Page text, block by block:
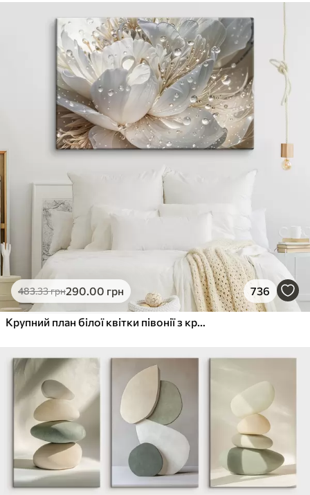
483.33грн290.00 грн 736
Крупний план білої квітки півонії з крапельками води на пелюстках на розмитому фоні